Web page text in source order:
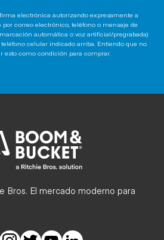
electrónica autorizando expresamente a
por correo electrónico, teléfono o mensaje de
automática o voz artificial/pregrabada)
celular indicado arriba. Entiendo que no
esto como condición para comprar.
Bros. El mercado moderno para